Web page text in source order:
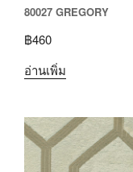
80027 GREGORY
฿460
อ่านเพิ่ม